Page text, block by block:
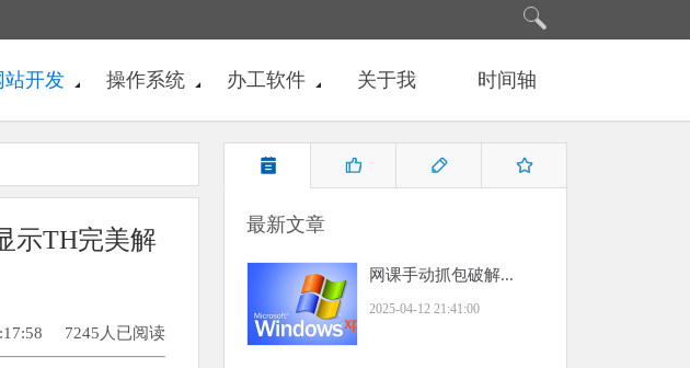
站开发 操作系统 办工软件 关于我 时间轴
示TH完美解
7245人已阅读
最新文章
网课手动抓包破解...
2025-04-12 21:41:00